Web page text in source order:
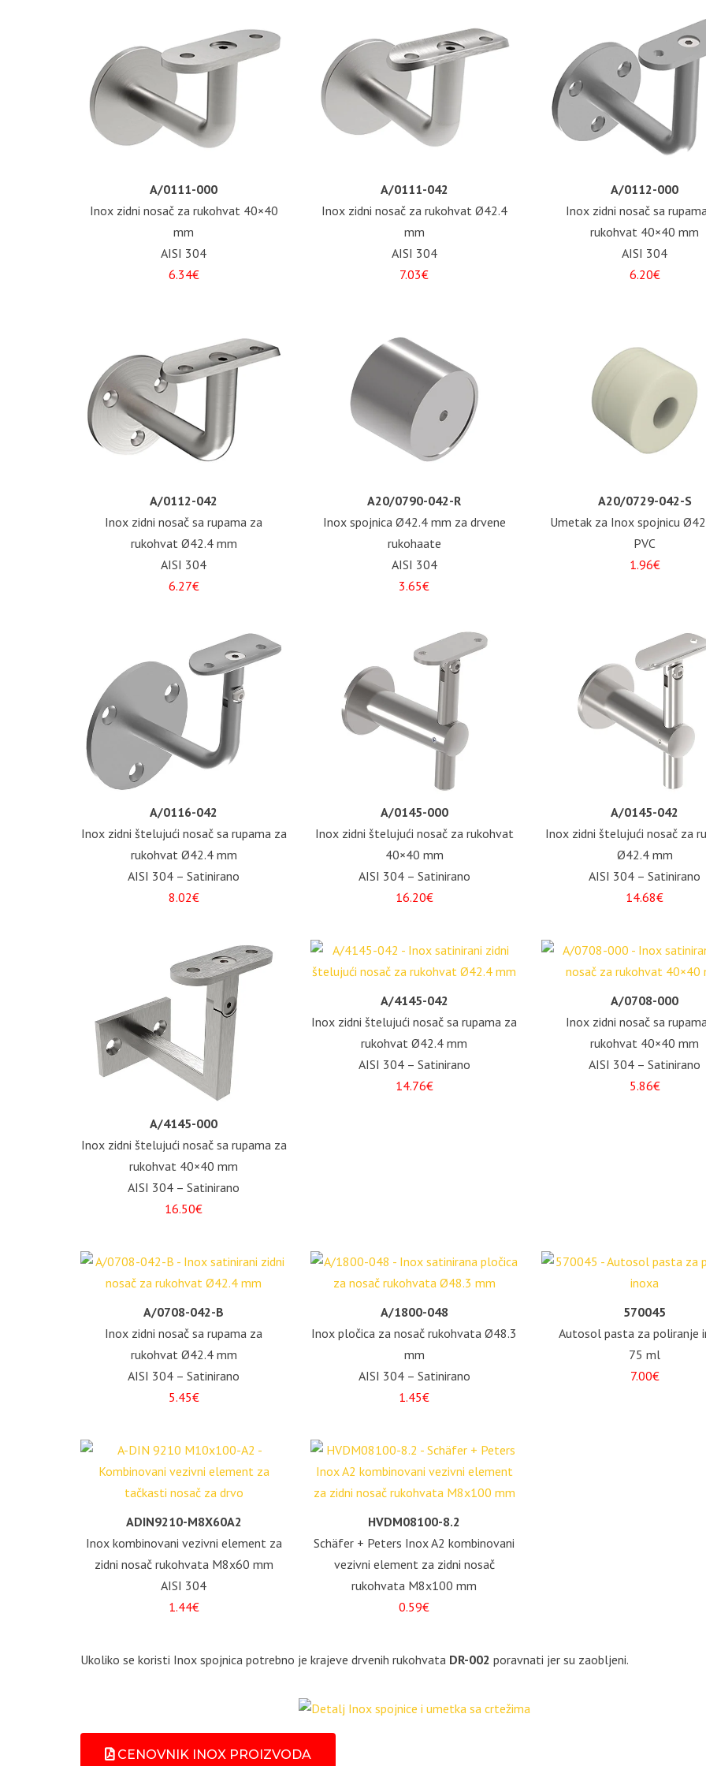
A/0111-000
Inox zidni nosač za rukohvat 40×40
mm
AISI 304
6.34€
A/0111-042
Inox zidni nosač za rukohvat Ø42.4
mm
AISI 304
7.03€
A/0112-000
Inox zidni nosač sa
rukohvat 40×40 mm
AISI 304
6.20€
A/0112-042
Inox zidni nosač sa rupama za
rukohvat Ø42.4 mm
AISI 304
6.27€
A20/0790-042-R
Inox spojnica Ø42.4 mm za drvene
rukohaate
AISI 304
3.65€
A20/0729-042-S
Umetak za Inox spojnicu
PVC
1.96€
A/0116-042
Inox zidni štelujući nosač sa rupama za
rukohvat Ø42.4 mm
AISI 304 – Satinirano
8.02€
A/0145-000
Inox zidni štelujući nosač za rukohvat
40×40 mm
AISI 304 – Satinirano
16.20€
A/0145-042
Inox zidni štelujući nosač za
Ø42.4 mm
AISI 304 – Satinirano
14.68€
A/4145-000
Inox zidni štelujući nosač sa rupama za
rukohvat 40×40 mm
AISI 304 – Satinirano
16.50€
A/4145-042
Inox zidni štelujući nosač sa rupama za
rukohvat Ø42.4 mm
AISI 304 – Satinirano
14.76€
A/0708-000
Inox zidni nosač sa
rukohvat 40×40 mm
AISI 304 – Satinirano
5.86€
A/0708-042-B
Inox zidni nosač sa rupama za
rukohvat Ø42.4 mm
AISI 304 – Satinirano
5.45€
A/1800-048
Inox pločica za nosač rukohvata Ø48.3
mm
AISI 304 – Satinirano
1.45€
570045
Autosol pasta za poliranje
75 ml
7.00€
ADIN9210-M8X60A2
Inox kombinovani vezivni element za
zidni nosač rukohvata M8x60 mm
AISI 304
1.44€
HVDM08100-8.2
Schäfer + Peters Inox A2 kombinovani
vezivni element za zidni nosač
rukohvata M8x100 mm
0.59€
Ukoliko se koristi Inox spojnica potrebno je krajeve drvenih rukohvata DR-002 poravnati jer su zaobljeni.
CENOVNIK INOX PROIZVODA